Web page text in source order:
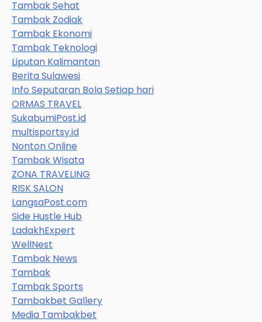
Tambak Sehat
Tambak Zodiak
Tambak Ekonomi
Tambak Teknologi
Liputan Kalimantan
Berita Sulawesi
Info Seputaran Bola Setiap hari
ORMAS TRAVEL
SukabumiPost.id
multisportsy.id
Nonton Online
Tambak Wisata
ZONA TRAVELING
RISK SALON
LangsaPost.com
Side Hustle Hub
LadakhExpert
WellNest
Tambak News
Tambak
Tambak Sports
Tambakbet Gallery
Media Tambakbet